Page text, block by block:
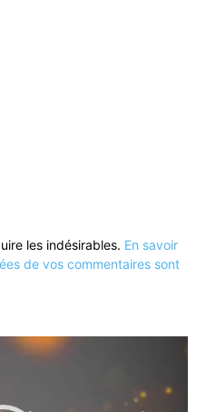
les indésirables. En savoir
de vos commentaires sont